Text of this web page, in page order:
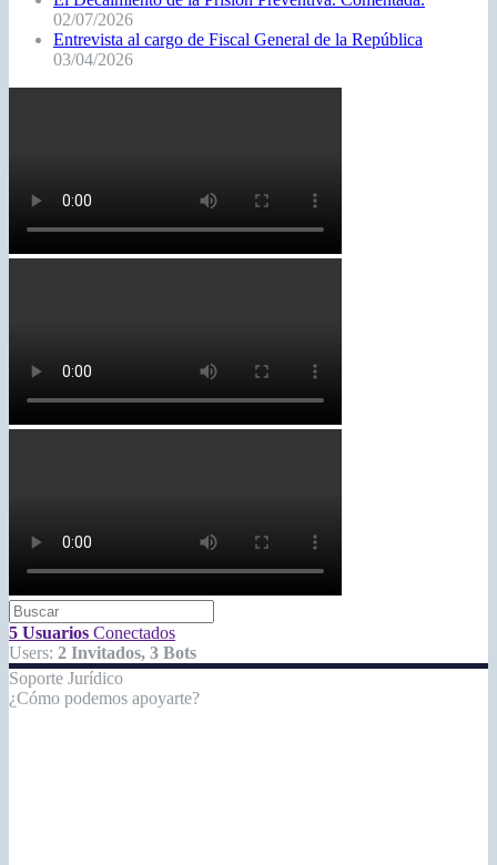
02/07/2026
Entrevista al cargo de Fiscal General de la República
03/04/2026
5 Usuarios Conectados
Users: 2 Invitados, 3 Bots
Soporte Jurídico
¿Cómo podemos apoyarte?